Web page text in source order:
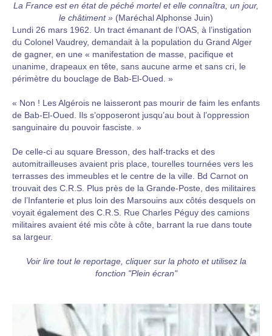
La France est en état de péché mortel et elle connaîtra, un jour,
le châtiment » (Maréchal Alphonse Juin)
Lundi 26 mars 1962. Un tract émanant de l’OAS, à l’instigation
du Colonel Vaudrey, demandait à la population du Grand Alger
de gagner, en une « manifestation de masse, pacifique et
unanime, drapeaux en tête, sans aucune arme et sans cri, le
périmètre du bouclage de Bab-El-Oued. »
« Non ! Les Algérois ne laisseront pas mourir de faim les enfants
de Bab-El-Oued. Ils s’opposeront jusqu’au bout à l’oppression
sanguinaire du pouvoir fasciste. »
De celle-ci au square Bresson, des half-tracks et des
automitrailleuses avaient pris place, tourelles tournées vers les
terrasses des immeubles et le centre de la ville. Bd Carnot on
trouvait des C.R.S. Plus près de la Grande-Poste, des militaires
de l’Infanterie et plus loin des Marsouins aux côtés desquels on
voyait également des C.R.S. Rue Charles Péguy des camions
militaires avaient été mis côte à côte, barrant la rue dans toute
sa largeur.
Voir lire tout le reportage, cliquer sur la photo et utilisez la
fonction "Plein écran"